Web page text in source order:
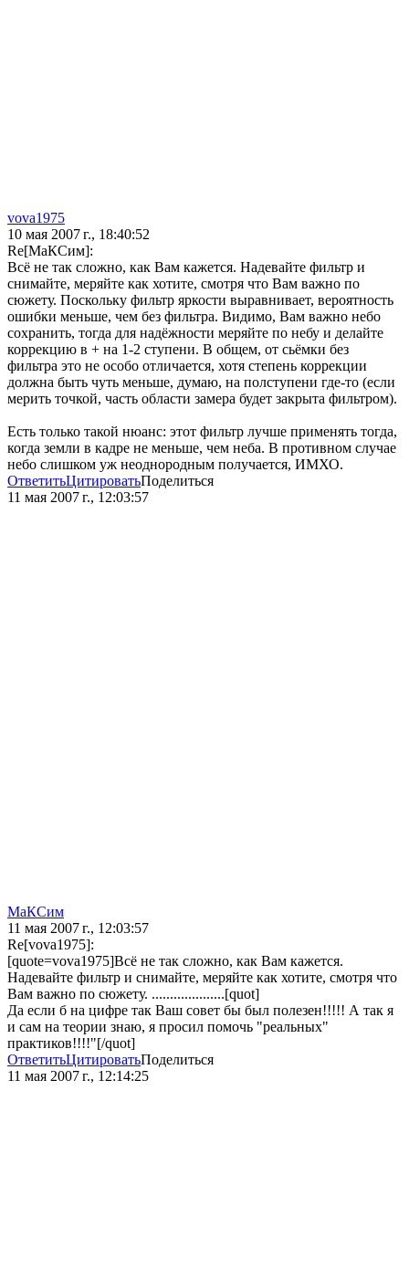
vova1975
10 мая 2007 г., 18:40:52
Re[МаКСим]:
Всё не так сложно, как Вам кажется. Надевайте фильтр и
снимайте, меряйте как хотите, смотря что Вам важно по
сюжету. Поскольку фильтр яркости выравнивает, вероятность
ошибки меньше, чем без фильтра. Видимо, Вам важно небо
сохранить, тогда для надёжности меряйте по небу и делайте
коррекцию в + на 1-2 ступени. В общем, от сьёмки без
фильтра это не особо отличается, хотя степень коррекции
должна быть чуть меньше, думаю, на полступени где-то (если
мерить точкой, часть области замера будет закрыта фильтром).
Есть только такой нюанс: этот фильтр лучше применять тогда,
когда земли в кадре не меньше, чем неба. В противном случае
небо слишком уж неоднородным получается, ИМХО.
ОтветитьЦитироватьПоделиться
11 мая 2007 г., 12:03:57
МаКСим
11 мая 2007 г., 12:03:57
Re[vova1975]:
[quote=vova1975]Всё не так сложно, как Вам кажется.
Надевайте фильтр и снимайте, меряйте как хотите, смотря что
Вам важно по сюжету. ....................[quot]
Да если б на цифре так Ваш совет бы был полезен!!!!! А так я
и сам на теории знаю, я просил помочь "реальных"
практиков!!!!"[/quot]
ОтветитьЦитироватьПоделиться
11 мая 2007 г., 12:14:25